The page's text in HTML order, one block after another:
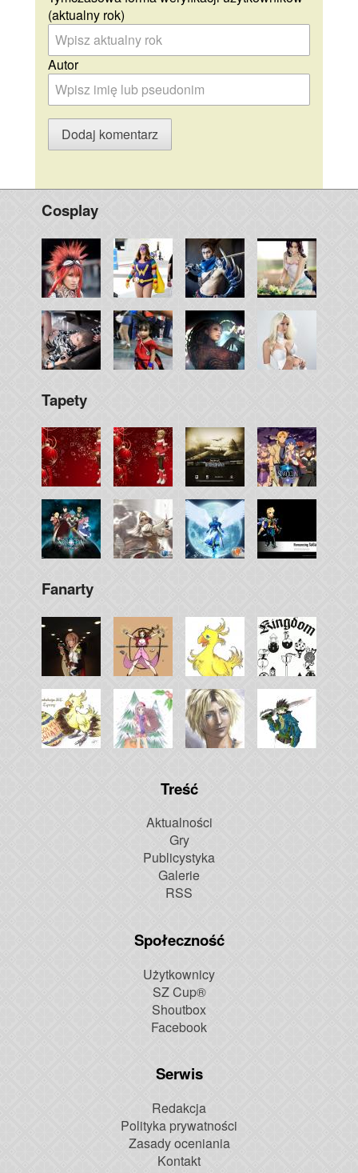
(aktualny rok)
Autor
Cosplay
Tapety
Fanarty
Treść
Aktualności
Gry
Publicystyka
Galerie
RSS
Społeczność
Użytkownicy
SZ Cup®
Shoutbox
Facebook
Serwis
Redakcja
Polityka prywatności
Zasady oceniania
Kontakt